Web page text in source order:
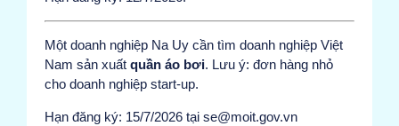
Một doanh nghiệp Na Uy cần tìm doanh nghiệp Việt
Nam sản xuất quần áo bơi. Lưu ý: đơn hàng nhỏ
cho doanh nghiệp start-up.
Hạn đăng ký: 15/7/2026 tại se@moit.gov.vn